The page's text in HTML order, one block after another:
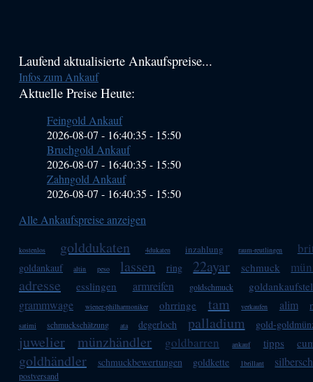
Haupt-
Sidebar
Laufend aktualisierte Ankaufspreise...
Infos zum Ankauf
Aktuelle Preise Heute:
Feingold Ankauf
2026-08-07 - 16:40:35 - 15:50
Bruchgold Ankauf
2026-08-07 - 16:40:35 - 15:50
Zahngold Ankauf
2026-08-07 - 16:40:35 - 15:50
Alle Ankaufspreise anzeigen
kostenlos golddukaten 4dukaten inzahlung raum-reutlingen
goldankauf altin peso lassen ring 22ayar schmuck
adresse esslingen armreifen goldschmuck
grammwage wiener-philharmoniker ohrringe tam verkaufen alim
satimi schmuckschätzung ata degerloch palladium gold-
juwelier münzhändler goldbarren ankauf tipps
goldhändler schmuckbewertungen goldkette 1brillant
postversand